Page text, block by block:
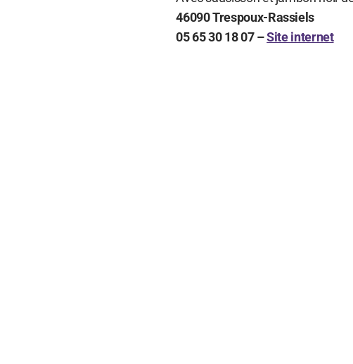
46090 Trespoux-Rassiels
05 65 30 18 07 –Site internet